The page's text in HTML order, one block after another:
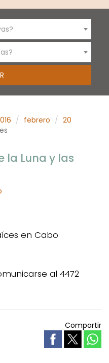
febrero
20
la Luna y las
en Cabo
al 4472
Compartir